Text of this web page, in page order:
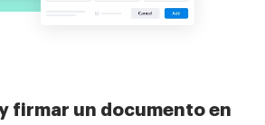
firmar un documento en